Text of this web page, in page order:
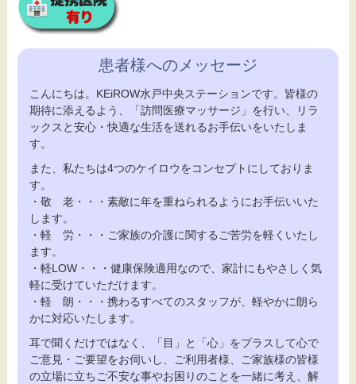
患者様へのメッセージ
こんにちは。KEiROW水戸中央ステーションです。皆様の
期待に添えるよう、「訪問医療マッサージ」を行い、リラ
ックスと安心・快適な生活を送れるお手伝いをいたしま
す。
また、私たちは4つのケイロウをコンセプトにしておりま
す。
・敬 老・・・素敵に年を重ねられるようにお手伝いいた
します。
・軽 労・・・ご家族の介護に関するご苦労を軽くいたし
ます。
・軽LOW・・・健康保険適用なので、家計にもやさしく気
軽に受けていただけます。
・軽 朗・・・携わるすべてのスタッフが、軽やかに朗ら
かに対応いたします。
耳で聞くだけではなく、「目」と「心」をプラスして心で
ご意見・ご要望をお伺いし、ご利用者様、ご家族様の皆様
の立場に立ちご不安な事やお困りのことを一緒に考え、解